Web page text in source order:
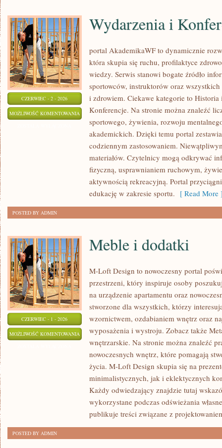
CZERWIEC - 2 - 2026
MOŻLIWOŚĆ KOMENTOWANIA WYDARZENIA
KONFERENCJE
Wydarzenia i
portal AkademikaWF to dynamicznie
która skupia się ruchu, profilaktyce
wiedzy. Serwis stanowi bogate źródło
sportowców, instruktorów oraz
i zdrowiem. Ciekawe kategorie to
Konferencje. Na stronie można znaleźć
sportowego, żywienia, rozwoju
akademickich. Dzięki temu portal
codziennym zastosowaniem.
materiałów. Czytelnicy mogą odkrywać
fizyczną, usprawnianiem ruchowym,
aktywnością rekreacyjną. Portal
edukację w zakresie sportu. [ Read More
POSTED BY ADMIN
CZERWIEC - 1 - 2026
MOŻLIWOŚĆ KOMENTOWANIA MEBLE
DODATKI
Meble i dodatki
M-Loft Design to nowoczesny portal
przestrzeni, który inspiruje osoby
na urządzenie apartamentu oraz
stworzone dla wszystkich, którzy
wzornictwem, ozdabianiem wnętrz oraz
wyposażenia i wystroju. Zobacz także
wnętrzarskie. Na stronie można znaleźć
nowoczesnych wnętrz, które pomagają
życia. M-Loft Design skupia się na
minimalistycznych, jak i eklektycznych
Każdy odwiedzający znajdzie tutaj
wykorzystane podczas odświeżania
publikuje treści związane z
POSTED BY ADMIN